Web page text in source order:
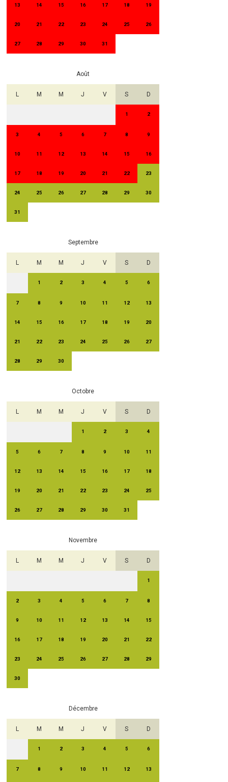
13 14 15 16 17 18 19
20 21 22 23 24 25 26
27 28 29 30 31
Août
L M M J V S D
1 2
3 4 5 6 7 8 9
10 11 12 13 14 15 16
17 18 19 20 21 22 23
24 25 26 27 28 29 30
31
Septembre
L M M J V S D
1 2 3 4 5 6
7 8 9 10 11 12 13
14 15 16 17 18 19 20
21 22 23 24 25 26 27
28 29 30
Octobre
L M M J V S D
1 2 3 4
5 6 7 8 9 10 11
12 13 14 15 16 17 18
19 20 21 22 23 24 25
26 27 28 29 30 31
Novembre
L M M J V S D
1
2 3 4 5 6 7 8
9 10 11 12 13 14 15
16 17 18 19 20 21 22
23 24 25 26 27 28 29
30
Décembre
L M M J V S D
1 2 3 4 5 6
7 8 9 10 11 12 13